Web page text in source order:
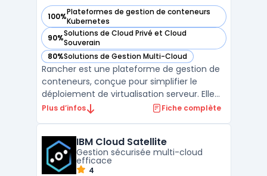
100%Plateformes de gestion de conteneurs
Kubernetes
— voir Rancher dans cette catégorie
90%Solutions de Cloud Privé et Cloud
Souverain
— voir Rancher dans cette catégorie
80%Solutions de Gestion Multi-Cloud
— voir Rancher dans cette catégorie
Rancher est une plateforme de gestion de
conteneurs, conçue pour simplifier le
déploiement de virtualisation serveur. Elle
offre des capacités de gestion multi-cloud,
de Docker et de Kubernetes. Rancher est
égal ...
Plus d’infos Fiche complète
IBM Cloud Satellite
Gestion sécurisée multi-cloud
efficace
4